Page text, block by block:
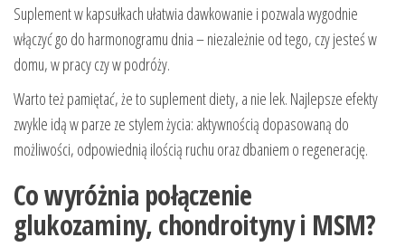
Suplement w kapsułkach ułatwia dawkowanie i pozwala wygodnie
włączyć go do harmonogramu dnia – niezależnie od tego, czy jesteś w
domu, w pracy czy w podróży.
Warto też pamiętać, że to suplement diety, a nie lek. Najlepsze efekty
zwykle idą w parze ze stylem życia: aktywnością dopasowaną do
możliwości, odpowiednią ilością ruchu oraz dbaniem o regenerację.
Co wyróżnia połączenie
glukozaminy, chondroityny i MSM?